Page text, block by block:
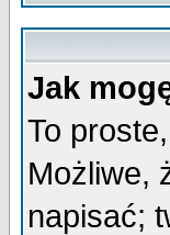
Jak
To
Możliwe,
napisać;